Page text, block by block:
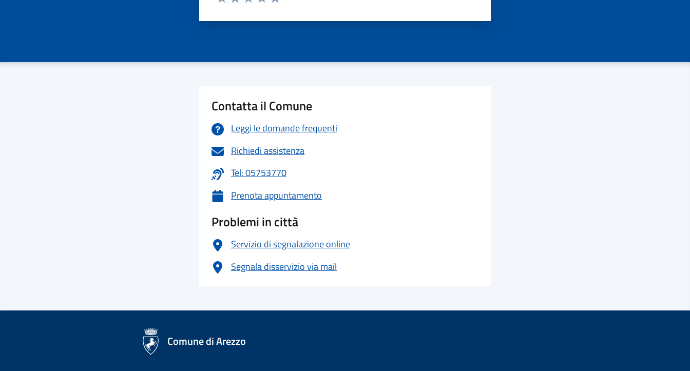
Contatta il Comune
Leggi le domande frequenti
Richiedi assistenza
Tel: 05753770
Prenota appuntamento
Problemi in città
Servizio di segnalazione online
Segnala disservizio via mail
Comune di Arezzo